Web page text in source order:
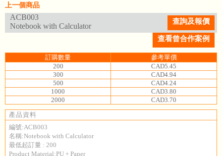
上一個商品
ACB003
Notebook with Calculator
查詢及報價
查看曾合作案例
訂購數量
參考單價
200
CAD5.45
300
CAD4.94
500
CAD4.24
1000
CAD3.80
2000
CAD3.70
產品資料
編號:ACB003
名稱:Notebook with Calculator
最低起訂量 : 200
Product Material:PU + Paper